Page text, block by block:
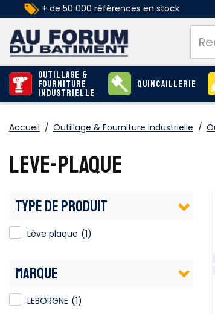
+ de 50 000 références en stock
Outillage &
Fourniture
industrielle
Quincaillerie
Accueil / Outillage & Fourniture industrielle /
LEVE-PLAQUE
TYPE DE PRODUIT
Lève plaque (1)
MARQUE
LEBORGNE (1)